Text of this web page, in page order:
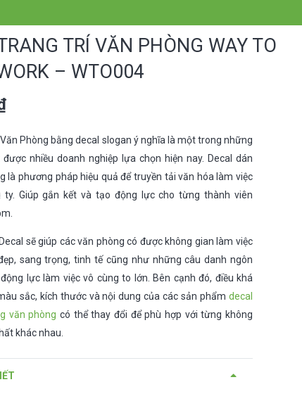
TRÍ VĂN PHÒNG WAY TO
– WTO004
Phòng bằng decal slogan ý nghĩa là một trong những
được nhiều doanh nghiệp lựa chọn hiện nay. Decal dán
là phương pháp hiệu quả để truyền tải văn hóa làm việc
ty. Giúp gắn kết và tạo động lực cho từng thành viên
sẽ giúp các văn phòng có được không gian làm việc
sang trọng, tinh tế cũng như những câu danh ngôn
lực làm việc vô cùng to lớn. Bên cạnh đó, điều khá
sắc, kích thước và nội dung của các sản phẩm decal
văn phòng có thể thay đổi để phù hợp với từng không
khác nhau.